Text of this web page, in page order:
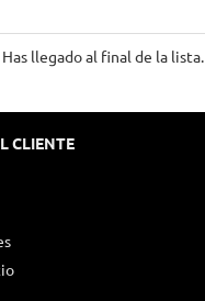
Has llegado al final de la lista.
CLIENTE